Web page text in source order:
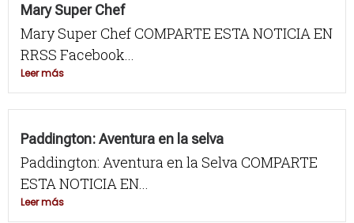
Mary Super Chef
Mary Super Chef COMPARTE ESTA NOTICIA EN
RRSS Facebook...
Leer más
Paddington: Aventura en la selva
Paddington: Aventura en la Selva COMPARTE
ESTA NOTICIA EN...
Leer más